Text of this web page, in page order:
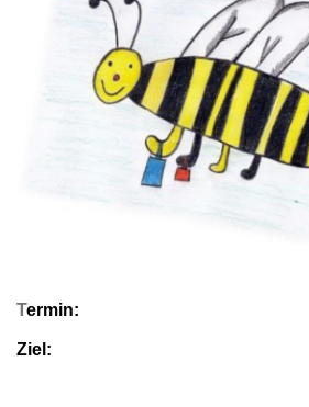
Termin:
Ziel: